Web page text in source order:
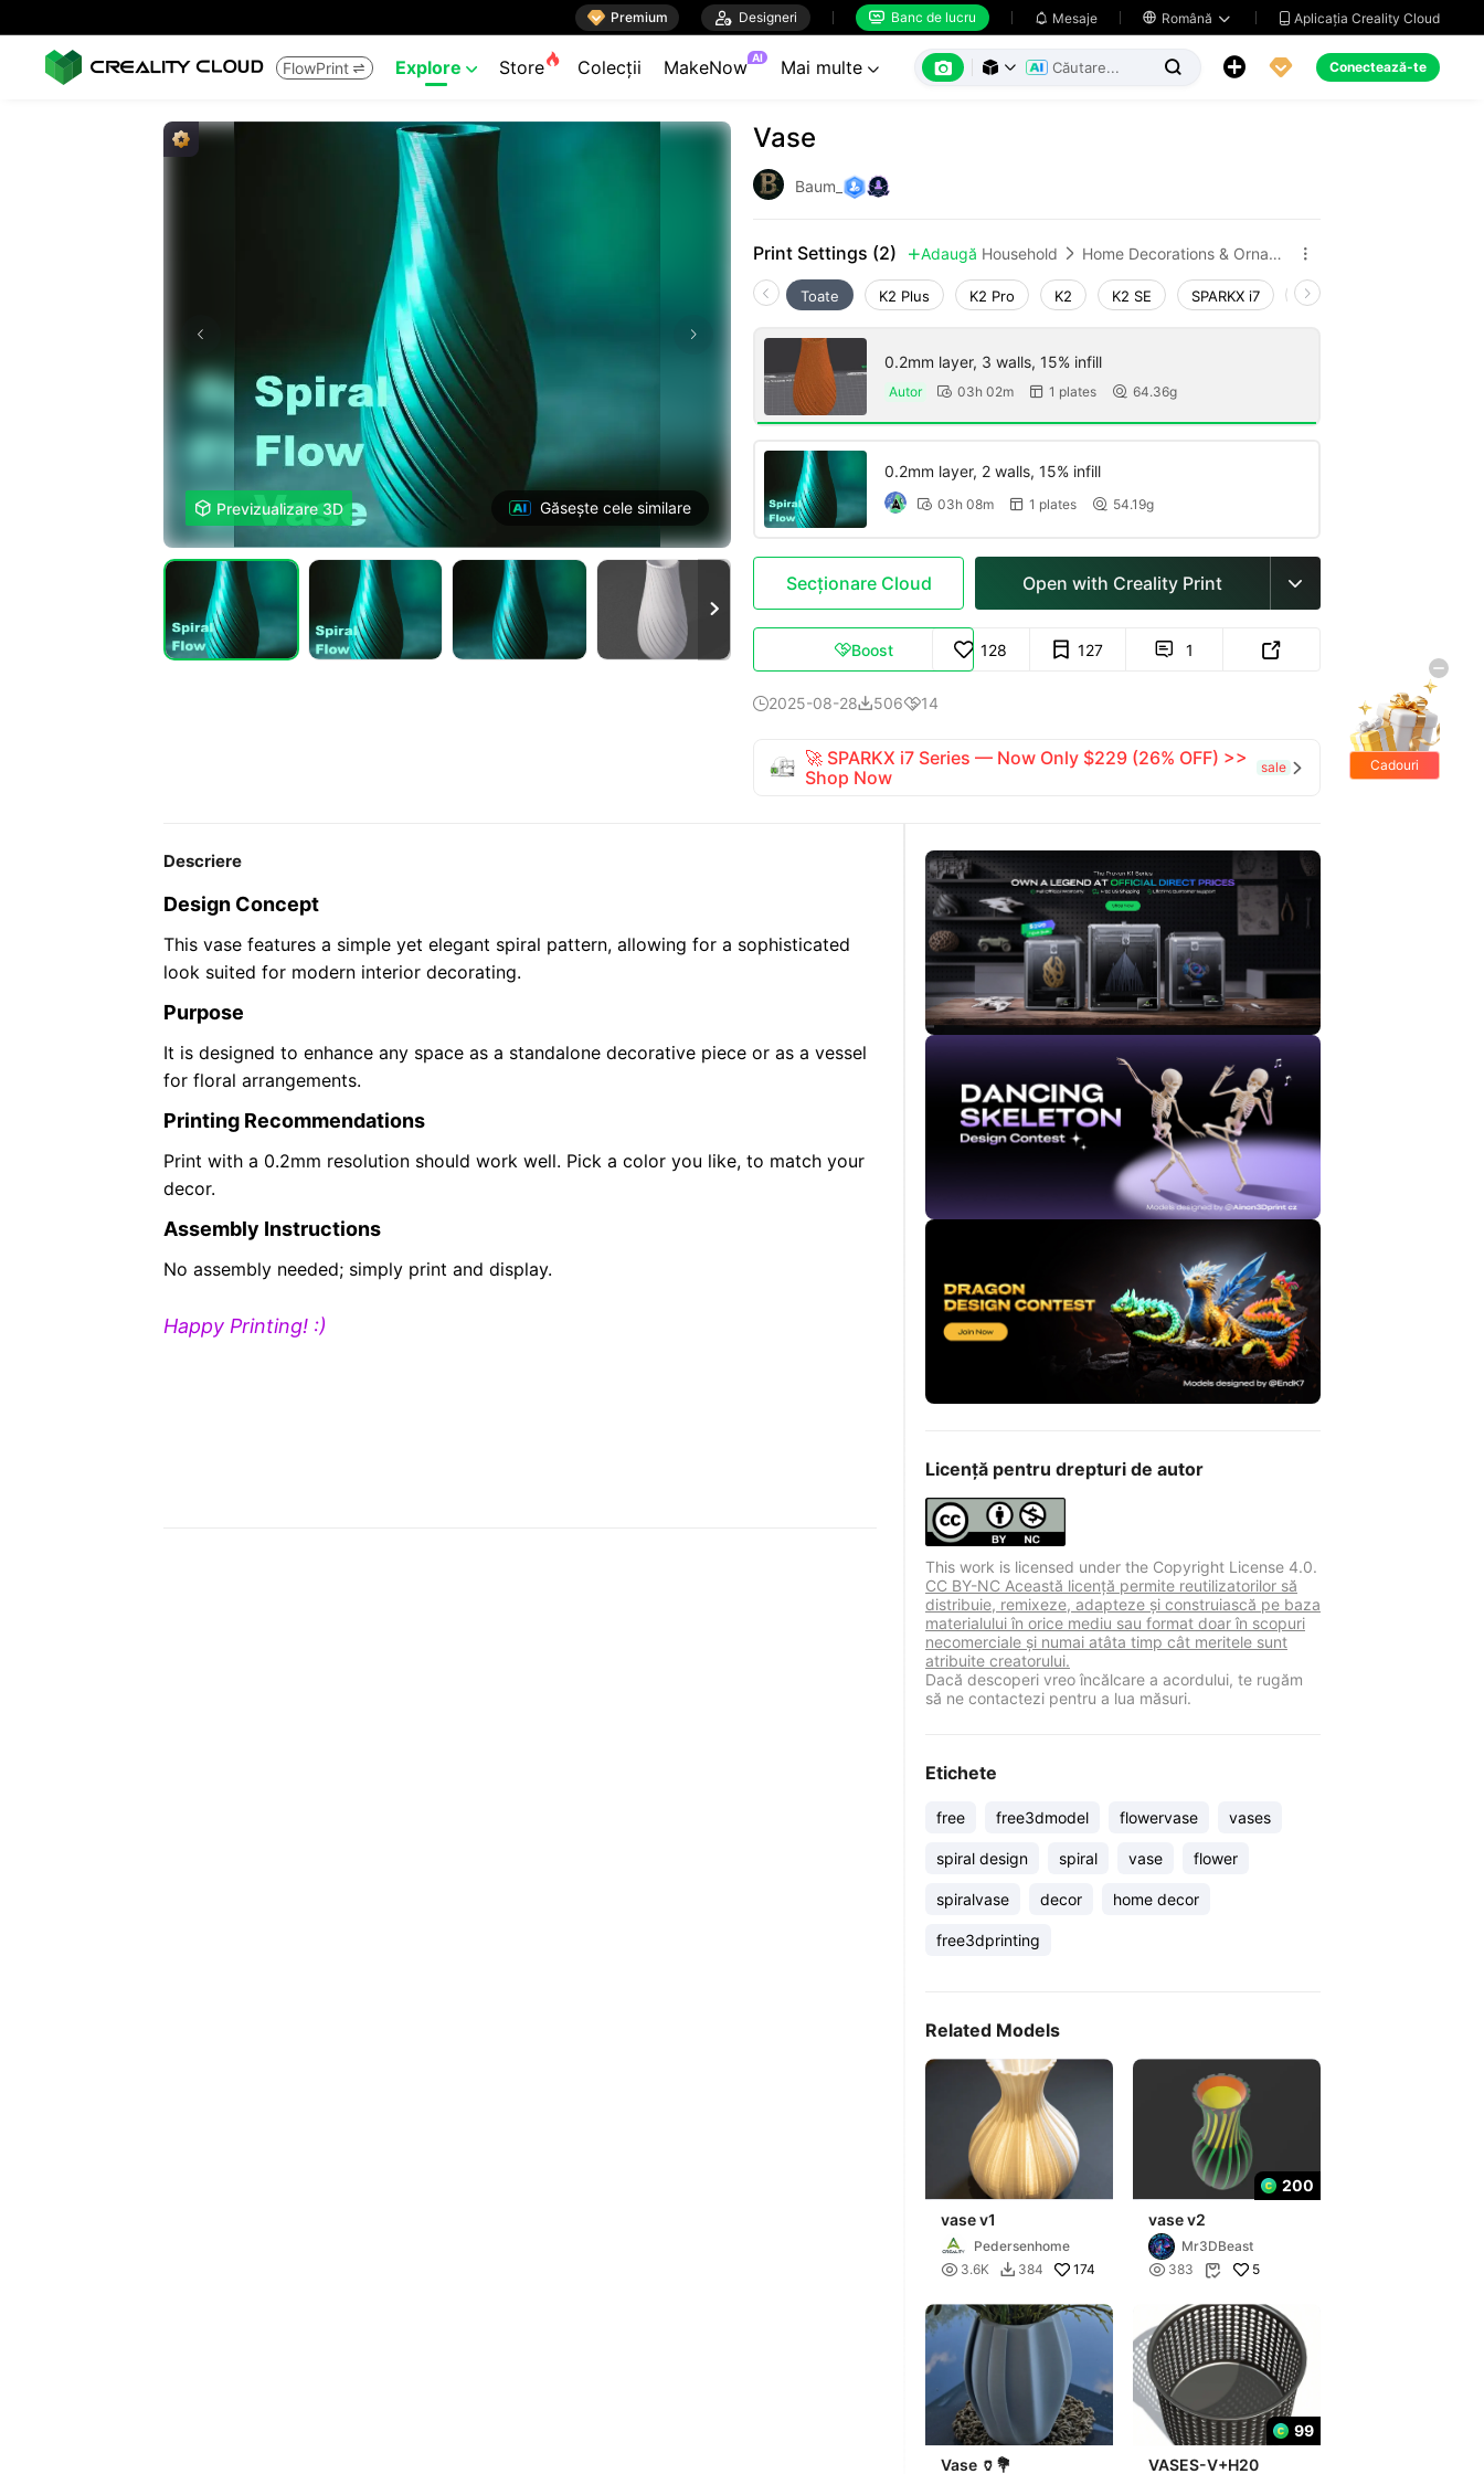
 Premium  Designeri  Banc de lucru  Mesaje  Română   Aplicația Creality Cloud
FlowPrint  Explore  Store Colecții MakeNow AI Mai multe        Conectează-te
 Previzualizare 3D Găsește cele similare

Vase
Baum_
Print Settings (2) Adaugă Household  Home Decorations & Ornaments 
Toate K2 Plus K2 Pro K2 K2 SE SPARKX i7 Creality Hi
0.2mm layer, 3 walls, 15% infill
Autor  03h 02m  1 plates  64.36g
0.2mm layer, 2 walls, 15% infill
 03h 08m  1 plates  54.19g
Secționare Cloud Open with Creality Print 
Boost 128 127  1 
2025-08-2850614
🚀 SPARKX i7 Series — Now Only $229 (26% OFF) >>
Shop Now
sale 
Descriere
Design Concept
This vase features a simple yet elegant spiral pattern, allowing for a sophisticated
look suited for modern interior decorating.
Purpose
It is designed to enhance any space as a standalone decorative piece or as a vessel
for floral arrangements.
Printing Recommendations
Print with a 0.2mm resolution should work well. Pick a color you like, to match your
decor.
Assembly Instructions
No assembly needed; simply print and display.
Happy Printing! :)
Licență pentru drepturi de autor
This work is licensed under the Copyright License 4.0.
CC BY-NC Această licență permite reutilizatorilor să
distribuie, remixeze, adapteze și construiască pe baza
materialului în orice mediu sau format doar în scopuri
necomerciale și numai atâta timp cât meritele sunt
atribuite creatorului.
Dacă descoperi vreo încălcare a acordului, te rugăm
să ne contactezi pentru a lua măsuri.
Etichete
free free3dmodel flowervase vases
spiral design spiral vase flower
spiralvase decor home decor
free3dprinting
Related Models
vase v1
Pedersenhome
 3.6K  384 174
200
vase v2
Mr3DBeast
 383  5
Vase 🏺💐
99
VASES-V+H20
Cadouri